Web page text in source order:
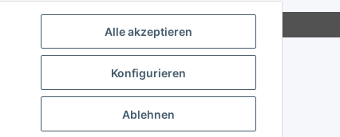
Alle akzeptieren
Konfigurieren
Ablehnen